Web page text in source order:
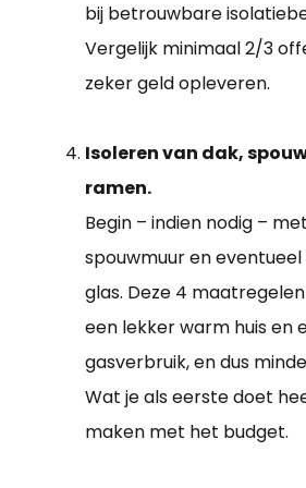
bij betrouwbare
Vergelijk minimaal 2/3
zeker geld opleveren.
Isoleren van dak,
ramen.
Begin – indien nodig –
spouwmuur en
glas. Deze 4
een lekker warm huis en
gasverbruik, en dus
Wat je als eerste doet
maken met het budget.